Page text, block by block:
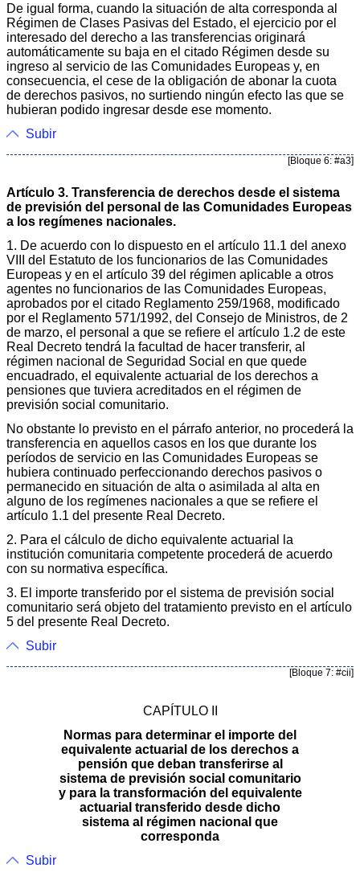
De igual forma, cuando la situación de alta corresponda al
Régimen de Clases Pasivas del Estado, el ejercicio por el
interesado del derecho a las transferencias originará
automáticamente su baja en el citado Régimen desde su
ingreso al servicio de las Comunidades Europeas y, en
consecuencia, el cese de la obligación de abonar la cuota
de derechos pasivos, no surtiendo ningún efecto las que se
hubieran podido ingresar desde ese momento.
Subir
[Bloque 6: #a3]
Artículo 3. Transferencia de derechos desde el sistema
de previsión del personal de las Comunidades Europeas
a los regímenes nacionales.
1. De acuerdo con lo dispuesto en el artículo 11.1 del anexo
VIII del Estatuto de los funcionarios de las Comunidades
Europeas y en el artículo 39 del régimen aplicable a otros
agentes no funcionarios de las Comunidades Europeas,
aprobados por el citado Reglamento 259/1968, modificado
por el Reglamento 571/1992, del Consejo de Ministros, de 2
de marzo, el personal a que se refiere el artículo 1.2 de este
Real Decreto tendrá la facultad de hacer transferir, al
régimen nacional de Seguridad Social en que quede
encuadrado, el equivalente actuarial de los derechos a
pensiones que tuviera acreditados en el régimen de
previsión social comunitario.
No obstante lo previsto en el párrafo anterior, no procederá la
transferencia en aquellos casos en los que durante los
períodos de servicio en las Comunidades Europeas se
hubiera continuado perfeccionando derechos pasivos o
permanecido en situación de alta o asimilada al alta en
alguno de los regímenes nacionales a que se refiere el
artículo 1.1 del presente Real Decreto.
2. Para el cálculo de dicho equivalente actuarial la
institución comunitaria competente procederá de acuerdo
con su normativa específica.
3. El importe transferido por el sistema de previsión social
comunitario será objeto del tratamiento previsto en el artículo
5 del presente Real Decreto.
Subir
[Bloque 7: #cii]
CAPÍTULO II
Normas para determinar el importe del
equivalente actuarial de los derechos a
pensión que deban transferirse al
sistema de previsión social comunitario
y para la transformación del equivalente
actuarial transferido desde dicho
sistema al régimen nacional que
corresponda
Subir